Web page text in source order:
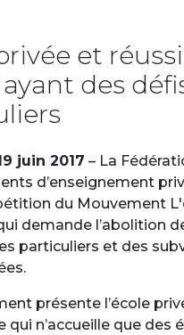
et
des
juin 2017 – La
d’enseignement
du Mouvement
demande l’abolition
particuliers et des
présente l’école
qui n’accueille que des